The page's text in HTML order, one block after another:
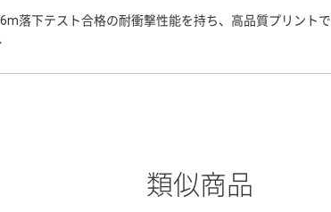
落下テスト合格の耐衝撃性能を持ち、高品質プリント
類似商品